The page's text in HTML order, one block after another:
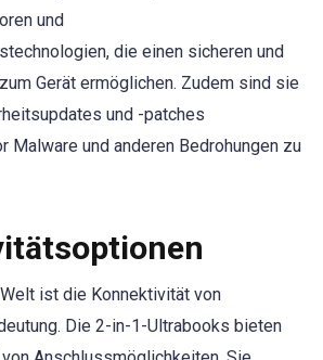
und
die einen sicheren und
Gerät ermöglichen. Zudem sind sie
und -patches
Malware und anderen Bedrohungen zu
ist die Konnektivität von
Die 2-in-1-Ultrabooks bieten